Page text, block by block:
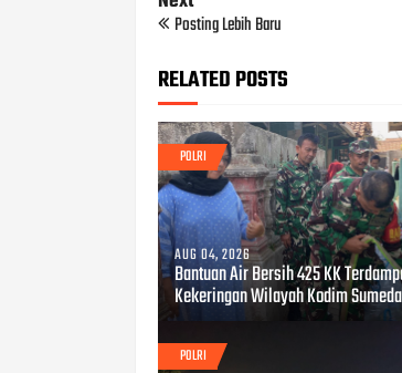
Posting Lebih Baru
RELATED POSTS
POLRI
AUG 04, 2026
Bantuan Air Bersih 425 KK
Kekeringan Wilayah Kodim
POLRI